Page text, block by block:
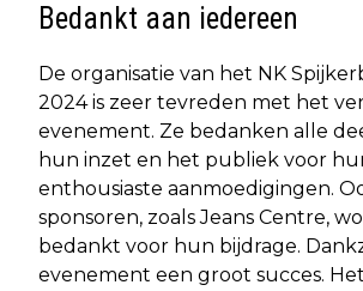
Bedankt aan iedereen
De organisatie van het NK
2024 is zeer tevreden met het
evenement. Ze bedanken alle
hun inzet en het publiek voor
enthousiaste aanmoedigingen.
sponsoren, zoals Jeans Centre,
bedankt voor hun bijdrage.
evenement een groot succes.